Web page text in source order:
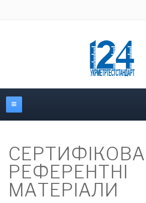
РЕФЕРЕНТНІ
МАТЕРІАЛИ